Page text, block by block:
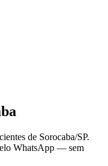
de Sorocaba/SP.
WhatsApp — sem